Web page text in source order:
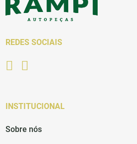
REDES SOCIAIS
INSTITUCIONAL
Sobre nós